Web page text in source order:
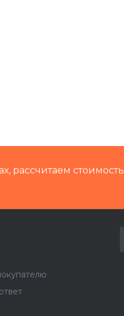
рассчитаем стоимость